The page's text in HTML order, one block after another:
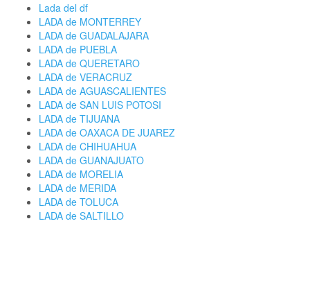
Lada del df
LADA de MONTERREY
LADA de GUADALAJARA
LADA de PUEBLA
LADA de QUERETARO
LADA de VERACRUZ
LADA de AGUASCALIENTES
LADA de SAN LUIS POTOSI
LADA de TIJUANA
LADA de OAXACA DE JUAREZ
LADA de CHIHUAHUA
LADA de GUANAJUATO
LADA de MORELIA
LADA de MERIDA
LADA de TOLUCA
LADA de SALTILLO